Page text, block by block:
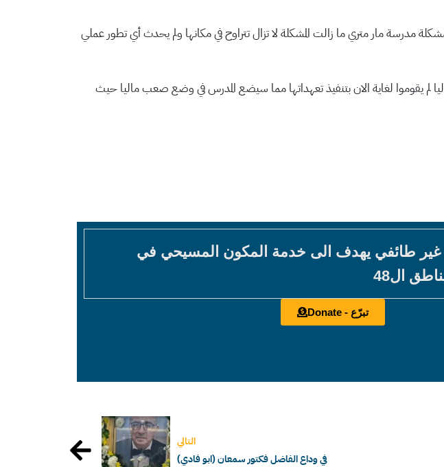
مدرسة مار متري ما زالت المشكلة لا تزال تتراوح في مكانها ولم يحدث أي تطور عملي
لم يقوموا لغاية الان بتنفيذ تعهداتها مما سيضع المدرس في وضع صعب ماليا حيث
غير طائفي يهدف الى خدمة المكون المسيحي في
ال48
تبرّع - Donate
التالي
في وداع الفاضل فكتور سمعان (ابو فادي)